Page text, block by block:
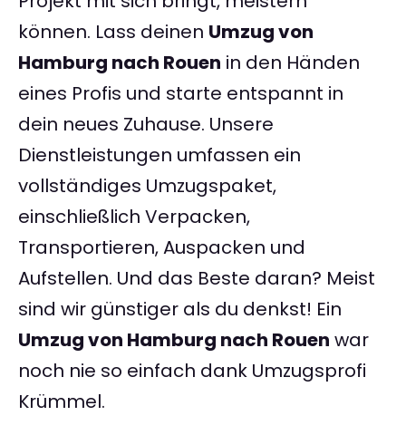
können. Lass deinen Umzug von
Hamburg nach Rouen in den Händen
eines Profis und starte entspannt in
dein neues Zuhause. Unsere
Dienstleistungen umfassen ein
vollständiges Umzugspaket,
einschließlich Verpacken,
Transportieren, Auspacken und
Aufstellen. Und das Beste daran? Meist
sind wir günstiger als du denkst! Ein
Umzug von Hamburg nach Rouen war
noch nie so einfach dank Umzugsprofi
Krümmel.